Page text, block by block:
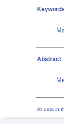
Keywords
Abstract
All data in